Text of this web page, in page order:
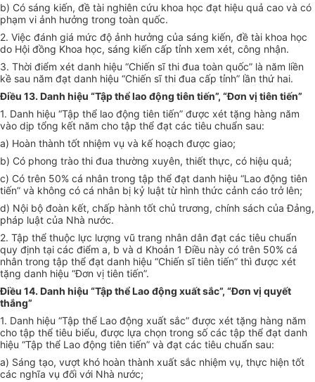
b) Có sáng kiến, đề tài nghiên cứu khoa học đạt hiệu quả cao và có
phạm vi ảnh hưởng trong toàn quốc.
2. Việc đánh giá mức độ ảnh hưởng của sáng kiến, đề tài khoa học
do Hội đồng Khoa học, sáng kiến cấp tỉnh xem xét, công nhận.
3. Thời điểm xét danh hiệu “Chiến sĩ thi đua toàn quốc” là năm liền
kề sau năm đạt danh hiệu “Chiến sĩ thi đua cấp tỉnh” lần thứ hai.
Điều 13. Danh hiệu “Tập thể lao động tiên tiến”, “Đơn vị tiên tiến”
1. Danh hiệu “Tập thể lao động tiên tiến” được xét tặng hàng năm
vào dịp tổng kết năm cho tập thể đạt các tiêu chuẩn sau:
a) Hoàn thành tốt nhiệm vụ và kế hoạch được giao;
b) Có phong trào thi đua thường xuyên, thiết thực, có hiệu quả;
c) Có trên 50% cá nhân trong tập thể đạt danh hiệu “Lao động tiên
tiến” và không có cá nhân bị kỷ luật từ hình thức cảnh cáo trở lên;
d) Nội bộ đoàn kết, chấp hành tốt chủ trương, chính sách của Đảng,
pháp luật của Nhà nước.
2. Tập thể thuộc lực lượng vũ trang nhân dân đạt các tiêu chuẩn
quy định tại các điểm a, b và d Khoản 1 Điều này có trên 50% cá
nhân trong tập thể đạt danh hiệu “Chiến sĩ tiên tiến” thì được xét
tặng danh hiệu “Đơn vị tiên tiến”.
Điều 14. Danh hiệu “Tập thể Lao động xuất sắc”, “Đơn vị quyết
thắng”
1. Danh hiệu “Tập thể Lao động xuất sắc” được xét tặng hàng năm
cho tập thể tiêu biểu, được lựa chọn trong số các tập thể đạt danh
hiệu “Tập thể Lao động tiên tiến” và đạt các tiêu chuẩn sau:
a) Sáng tạo, vượt khó hoàn thành xuất sắc nhiệm vụ, thực hiện tốt
các nghĩa vụ đối với Nhà nước;